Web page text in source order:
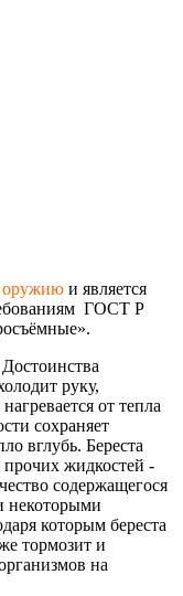
оружию и является
ГОСТ Р
Достоинства
руку,
от тепла
сохраняет
вглубь. Береста
жидкостей -
содержащегося
некоторыми
которым береста
тормозит и
на